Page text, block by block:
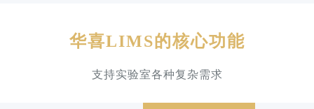
华喜LIMS的核心功能
支持实验室各种复杂需求